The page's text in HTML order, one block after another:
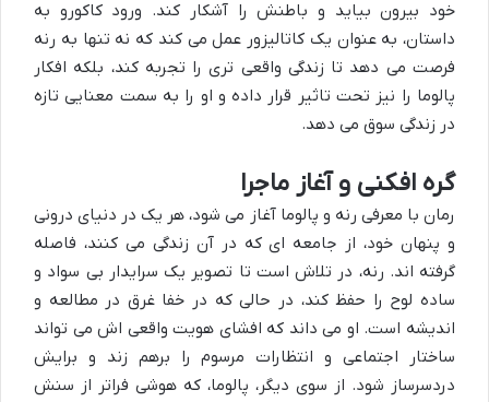
خود بیرون بیاید و باطنش را آشکار کند. ورود کاکورو به
داستان، به عنوان یک کاتالیزور عمل می کند که نه تنها به رنه
فرصت می دهد تا زندگی واقعی تری را تجربه کند، بلکه افکار
پالوما را نیز تحت تاثیر قرار داده و او را به سمت معنایی تازه
در زندگی سوق می دهد.
گره افکنی و آغاز ماجرا
رمان با معرفی رنه و پالوما آغاز می شود، هر یک در دنیای درونی
و پنهان خود، از جامعه ای که در آن زندگی می کنند، فاصله
گرفته اند. رنه، در تلاش است تا تصویر یک سرایدار بی سواد و
ساده لوح را حفظ کند، در حالی که در خفا غرق در مطالعه و
اندیشه است. او می داند که افشای هویت واقعی اش می تواند
ساختار اجتماعی و انتظارات مرسوم را برهم زند و برایش
دردسرساز شود. از سوی دیگر، پالوما، که هوشی فراتر از سنش